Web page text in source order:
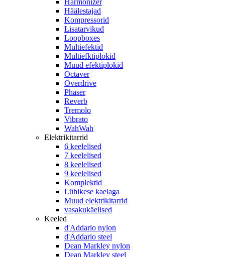
Harmonizer
Häälestajad
Kompressorid
Lisatarvikud
Loopboxes
Multiefektid
Multiefktiplokid
Muud efektiplokid
Octaver
Overdrive
Phaser
Reverb
Tremolo
Vibrato
WahWah
Elektrikitarrid
6 keelelised
7 keelelised
8 keelelised
9 keelelised
Komplektid
Lühikese kaelaga
Muud elektrikitarrid
vasakukäelised
Keeled
d'Addario nylon
d'Addario steel
Dean Markley nylon
Dean Markley steel